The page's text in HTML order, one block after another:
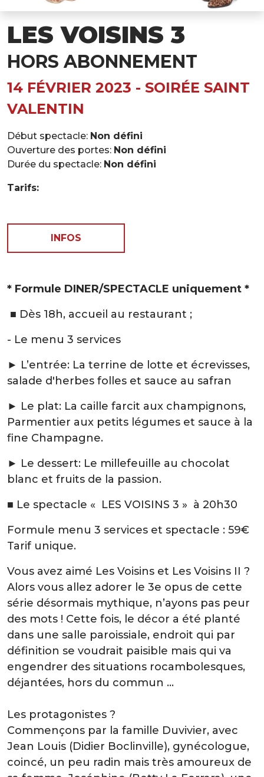
LES VOISINS 3
HORS ABONNEMENT
14 FÉVRIER 2023 - SOIRÉE SAINT
VALENTIN
Début spectacle: Non défini
Ouverture des portes: Non défini
Durée du spectacle: Non défini
Tarifs:
INFOS
* Formule DINER/SPECTACLE uniquement *
■ Dès 18h, accueil au restaurant ;
- Le menu 3 services
► L’entrée: La terrine de lotte et écrevisses,
salade d'herbes folles et sauce au safran
► Le plat: La caille farcit aux champignons,
Parmentier aux petits légumes et sauce à la
fine Champagne.
► Le dessert: Le millefeuille au chocolat
blanc et fruits de la passion.
■ Le spectacle « LES VOISINS 3 » à 20h30
Formule menu 3 services et spectacle : 59€
Tarif unique.
Vous avez aimé Les Voisins et Les Voisins II ?
Alors vous allez adorer le 3e opus de cette
série désormais mythique, n’ayons pas peur
des mots ! Cette fois, le décor a été planté
dans une salle paroissiale, endroit qui par
définition se voudrait paisible mais qui va
engendrer des situations rocambolesques,
déjantées, hors du commun …
Les protagonistes ?
Commençons par la famille Duvivier, avec
Jean Louis (Didier Boclinville), gynécologue,
coincé, un peu radin mais très amoureux de